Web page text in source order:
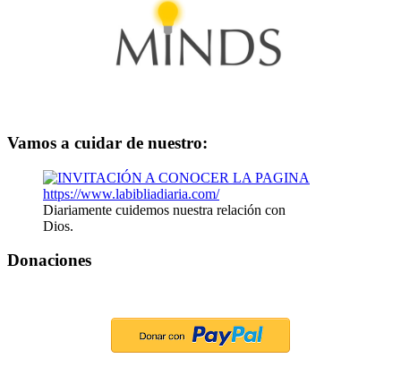
Vamos a cuidar de nuestro:
Diariamente cuidemos nuestra relación con
Dios.
Donaciones